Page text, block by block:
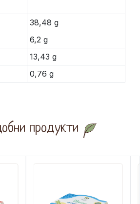
38,48 g
6,2 g
13,43 g
0,76 g
продукти